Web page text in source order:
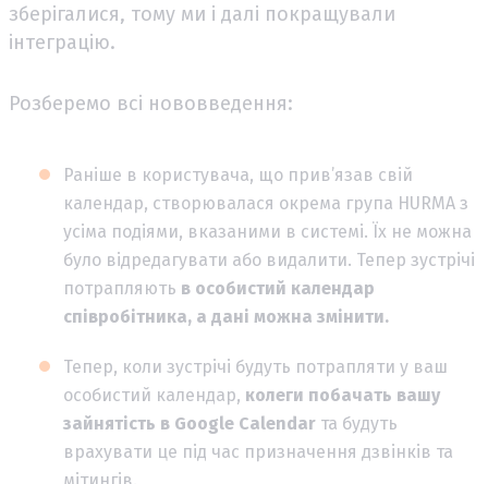
зберігалися, тому ми і далі покращували
інтеграцію.
Розберемо всі нововведення:
Раніше в користувача, що прив’язав свій
календар, створювалася окрема група HURMA з
усіма подіями, вказаними в системі. Їх не можна
було відредагувати або видалити. Тепер зустрічі
потрапляють в особистий календар
співробітника, а дані можна змінити.
Тепер, коли зустрічі будуть потрапляти у ваш
особистий календар, колеги побачать вашу
зайнятість в Google Calendar та будуть
врахувати це під час призначення дзвінків та